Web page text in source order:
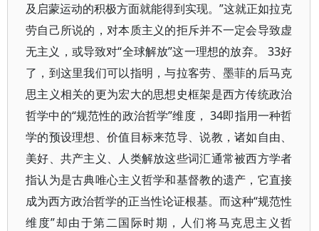
及启蒙运动的积极方面就能得到实现。”这就正如拉克
劳自己所说的，对本质主义的拒斥并不一定会导致虚
无主义，或导致对“全球解放”这一理想的放弃。 33好
了，到这里我们可以指明，与拉客劳、墨菲的后马克
思主义相关的更为宏大的思想史框架是西方传统政治
哲学中的“规范性的政治哲学”维度， 34即指用一种哲
学的预设理想、价值目标来范导、说教，诸如自由、
美好、共产主义、人类解放这些词汇通常被西方学者
指认为是古典唯心主义哲学和基督教的遗产，它直接
成为西方政治哲学的正当性论证根基。而这种“规范性
维度”却由于第二国际时期，人们将马克思主义哲